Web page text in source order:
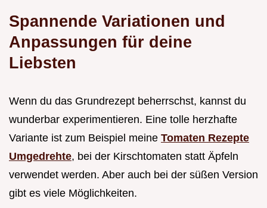
Spannende Variationen und
Anpassungen für deine
Liebsten
Wenn du das Grundrezept beherrschst, kannst du
wunderbar experimentieren. Eine tolle herzhafte
Variante ist zum Beispiel meine Tomaten Rezepte
Umgedrehte, bei der Kirschtomaten statt Äpfeln
verwendet werden. Aber auch bei der süßen Version
gibt es viele Möglichkeiten.